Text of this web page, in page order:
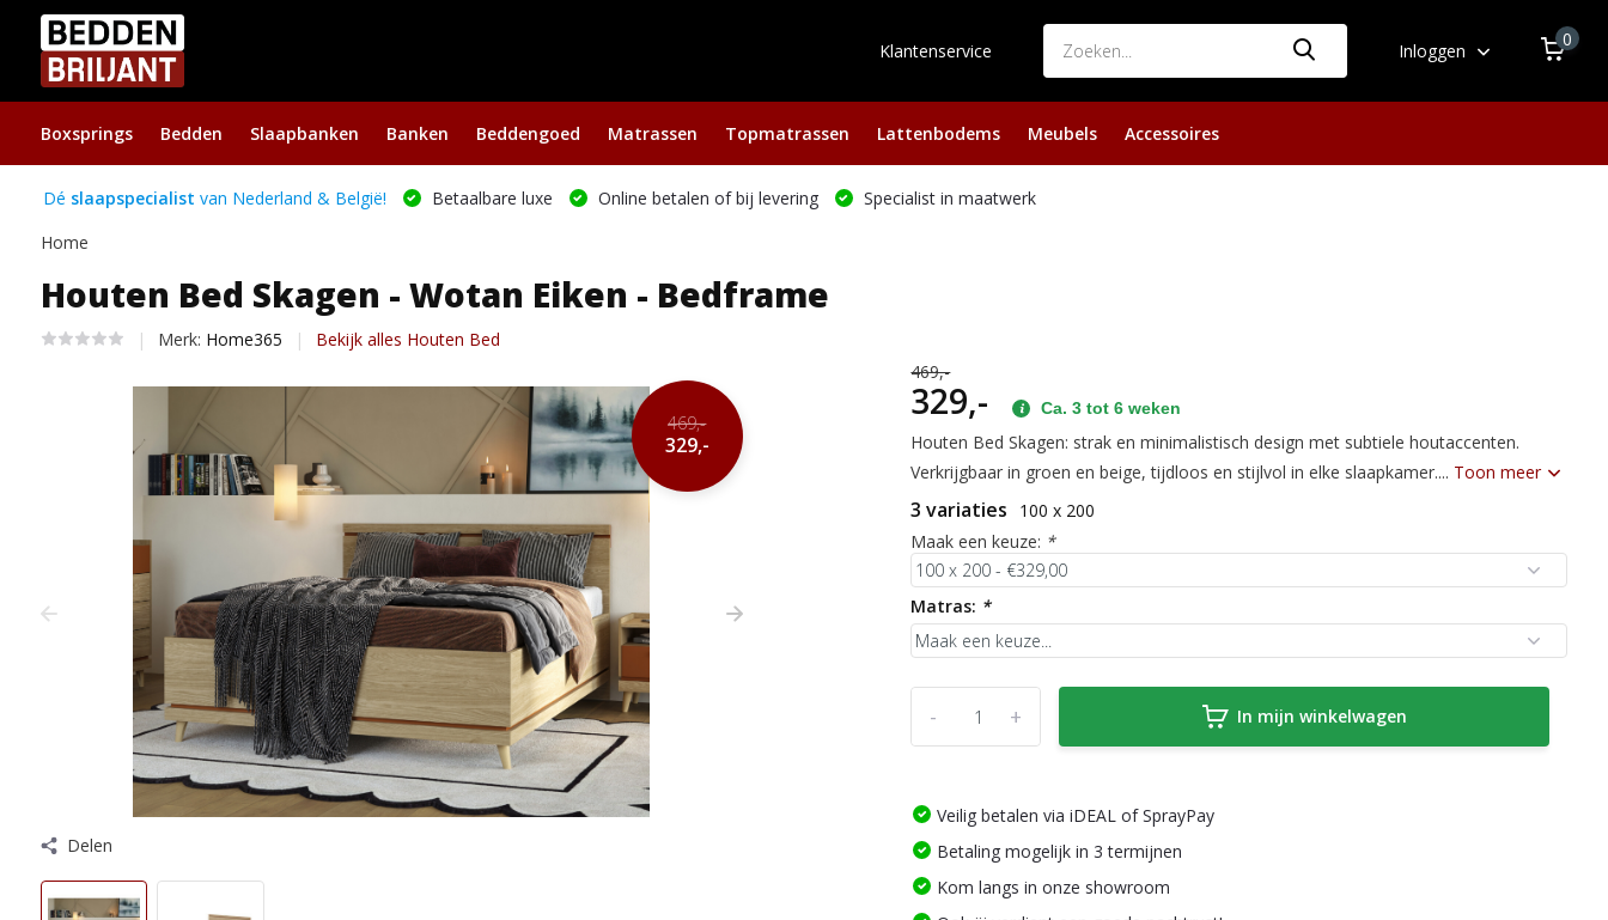
Klantenservice Inloggen
0
Boxsprings Bedden Slaapbanken Banken Beddengoed Matrassen Topmatrassen Lattenbodems Meubels Accessoires
Dé slaapspecialist van Nederland & België! Betaalbare luxe Online betalen of bij levering
Specialist in maatwerk
Home
Houten Bed Skagen - Wotan Eiken - Bedframe
Merk: Home365 Bekijk alles Houten Bed
469,-
329,-
Delen
469,-
329,- Ca. 3 tot 6 weken
Houten Bed Skagen: strak en minimalistisch design met subtiele houtaccenten.
Verkrijgbaar in groen en beige, tijdloos en stijlvol in elke slaapkamer.... Toon meer
3 variaties
100 x 200
Maak een keuze: *
Matras: *
+
- In mijn winkelwagen
Veilig betalen via iDEAL of SprayPay
Betaling mogelijk in 3 termijnen
Kom langs in onze showroom